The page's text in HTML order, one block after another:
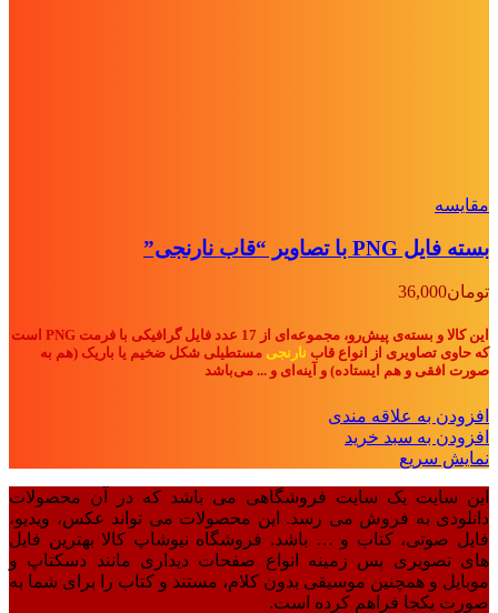
مقايسه
بسته فایل PNG با تصاویر “قاب نارنجی”
تومان36,000
این کالا و بسته‌ی پیش‌رو، مجموعه‌ای از 17 عدد فایل گرافیکی با فرمت PNG است
که حاوی تصاویری از انواع قاب‌ نارنجی مستطیلی شکل ضخیم یا باریک (هم به
صورت افقی و هم ایستاده) و آینه‌ای و ... می‌باشد
افزودن به علاقه مندی
افزودن به سبد خرید
نمایش سریع
این سایت یک سایت فروشگاهی می باشد که در آن محصولات
دانلودی به فروش می رسد. این محصولات می تواند عکس، ویدیو،
فایل صوتی، کتاب و … باشد. فروشگاه نیوشاپ کالا بهترین فایل
های تصویری پس زمینه انواع صفحات دیداری مانند دسکتاپ و
موبایل و همچنین موسیقی بدون کلام، مستند و کتاب را برای شما به
صورت یکجا فراهم کرده است.